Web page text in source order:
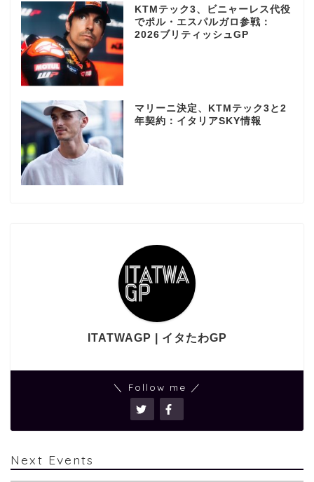
KTMテック3、ビニャーレス代役
でポル・エスパルガロ参戦：
2026ブリティッシュGP
マリーニ決定、KTMテック3と2
年契約：イタリアSKY情報
ITATWAGP | イタたわGP
＼ Follow me ／
Next Events